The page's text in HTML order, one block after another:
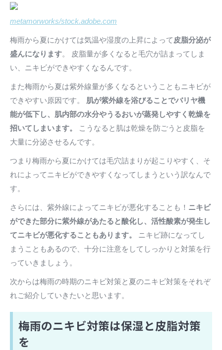
metamorworks/stock.adobe.com
梅雨から夏にかけては気温や湿度の上昇によって 皮脂分泌が
盛んになります。 皮脂量が多くなると毛穴が詰まってしま
い、ニキビができやすくなるんです。
また梅雨から夏は紫外線量が多くなるということもニキビが
できやすい原因です。 肌が紫外線を浴びることでバリヤ機
能が低下し、肌内部の水分やうるおいが蒸発しやすく乾燥を
招いてしまいます。
こうなると肌は乾燥を防ごうと皮脂を
大量に分泌させるんです。
つまり梅雨から夏にかけては毛穴詰まりが起こりやすく、そ
れによってニキビができやすくなってしまうという訳なんで
す。
さらには、紫外線によってニキビが悪化することも！ ニキビ
ができた部分に紫外線があたると酸化し、活性酸素が発生し
てニキビが悪化することもあります。
ニキビ跡になってし
まうこともあるので、十分に注意をしてしっかりと対策を行
っていきましょう。
次からは梅雨の時期のニキビ対策と夏のニキビ対策をそれぞ
れご紹介していきたいと思います。
梅雨のニキビ対策は保湿と皮脂対策
を